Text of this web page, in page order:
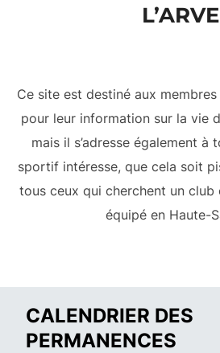
L’ARVE
Ce site est destiné aux membres
pour leur information sur la vie
mais il s’adresse également à
sportif intéresse, que cela soit
tous ceux qui cherchent un
équipé en Haute-
CALENDRIER DES
PERMANENCES